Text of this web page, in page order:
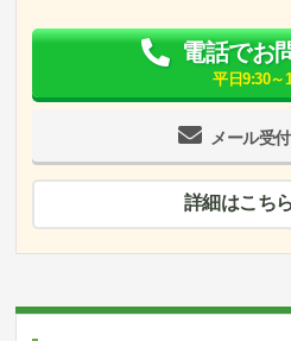
メール受
電話でお
平日9:30～
詳細はこちら